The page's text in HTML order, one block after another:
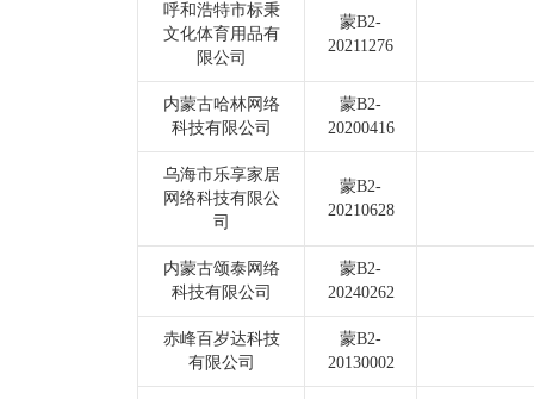
呼和浩特市标秉
文化体育用品有
限公司
蒙B2-
20211276
内蒙古哈林网络
科技有限公司
蒙B2-
20200416
乌海市乐享家居
网络科技有限公
司
蒙B2-
20210628
内蒙古颂泰网络
科技有限公司
蒙B2-
20240262
赤峰百岁达科技
有限公司
蒙B2-
20130002